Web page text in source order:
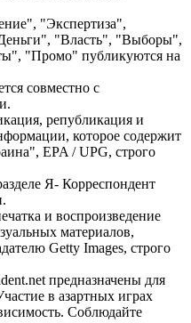
"Экспертиза",
"Власть", "Выборы",
"Промо" публикуются на
совместно с
републикация и
которое содержит
EPA / UPG, строго
Я- Корреспондент
и воспроизведение
материалов,
Getty Images, строго
предназначены для
в азартных играх
Соблюдайте